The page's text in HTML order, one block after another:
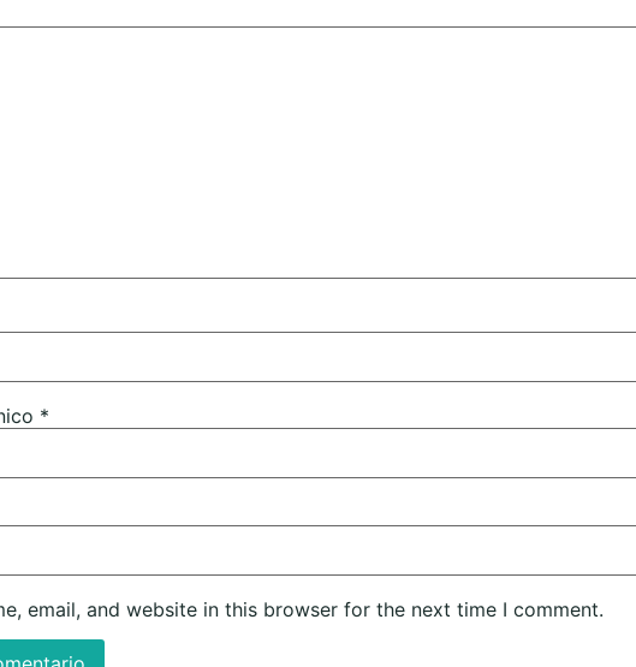
*
email, and website in this browser for the next time I comment.